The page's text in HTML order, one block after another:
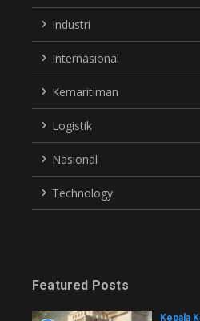
Industri
Internasional
Kemaritiman
Logistik
Nasional
Technology
Featured Posts
Kepala